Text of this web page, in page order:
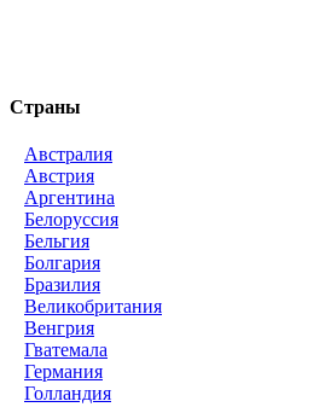
Страны
Австралия
Австрия
Аргентина
Белоруссия
Бельгия
Болгария
Бразилия
Великобритания
Венгрия
Гватемала
Германия
Голландия